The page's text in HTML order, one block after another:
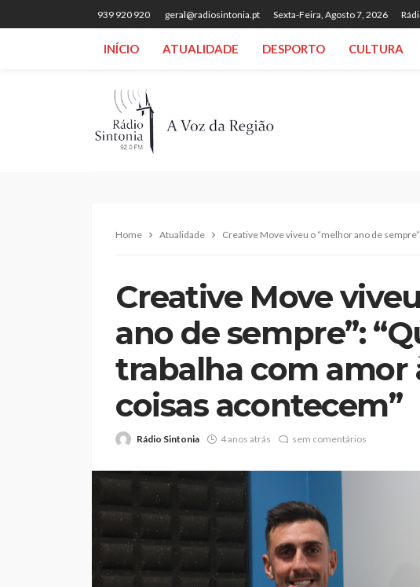
939 920 920 geral@radiosintonia.pt Sexta-Feira, Agosto 7, 2026
INÍCIO ATUALIDADE DESPORTO CULTURA
Home Atualidade Creative Move viveu o “melhor ano de
Creative Move
ano de sempre”:
trabalha com amor
coisas acontecem”
Rádio Sintonia 4 anos atrás sem comentários
Abner González foi o
melhor da Feirense-
Beeceler na primeira etapa
da Volta a Portugal
Rádio Sintonia 18 horas atrás